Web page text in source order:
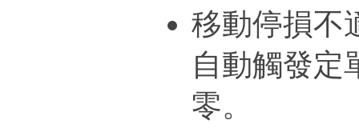
移動停損不
自動觸發定
零。